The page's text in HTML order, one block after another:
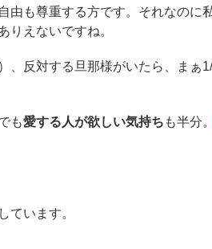
由も尊重する方です。それなのに
りえないですね。
、反対する旦那様がいたら、まぁ
も愛する人が欲しい気持ち も半分。
ています。